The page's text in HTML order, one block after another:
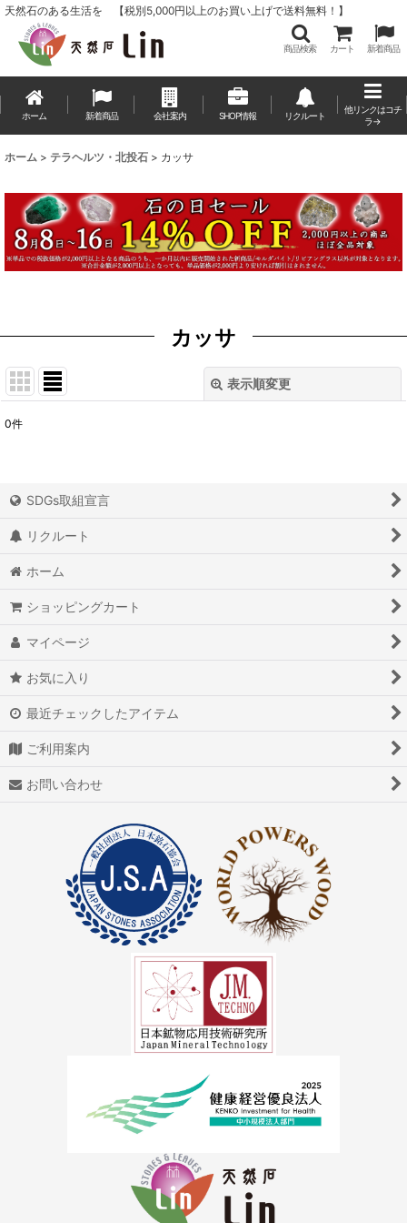
天然石のある生活を 【税別5,000円以上のお買い上げで送料無料！】
商品検索 カート 新着商品
ホーム 新着商品 会社案内 SHOP情報 リクルート
他リンクはコチ
ラ→
ホーム > テラヘルツ・北投石 > カッサ
カッサ
表示順変更
0件
SDGs取組宣言
リクルート
ホーム
ショッピングカート
マイページ
お気に入り
最近チェックしたアイテム
ご利用案内
お問い合わせ